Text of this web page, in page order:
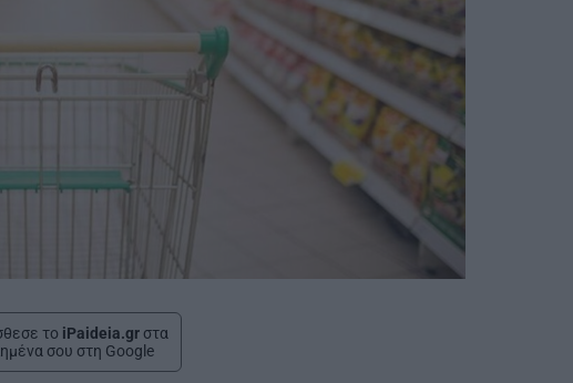
το iPaideia.gr στα
σου στη Google